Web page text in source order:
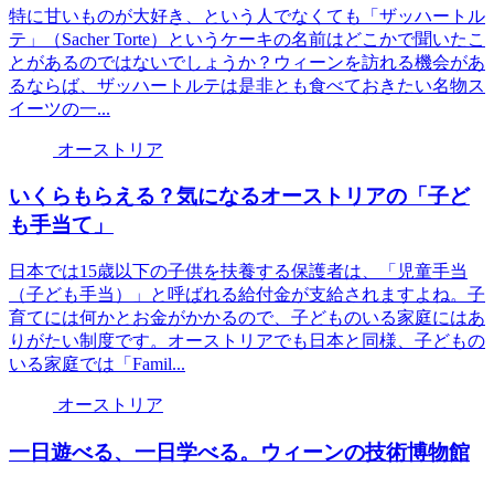
特に甘いものが大好き、という人でなくても「ザッハートル
テ」（Sacher Torte）というケーキの名前はどこかで聞いたこ
とがあるのではないでしょうか？ウィーンを訪れる機会があ
るならば、ザッハートルテは是非とも食べておきたい名物ス
イーツの一...
オーストリア
いくらもらえる？気になるオーストリアの「子ど
も手当て」
日本では15歳以下の子供を扶養する保護者は、「児童手当
（子ども手当）」と呼ばれる給付金が支給されますよね。子
育てには何かとお金がかかるので、子どものいる家庭にはあ
りがたい制度です。オーストリアでも日本と同様、子どもの
いる家庭では「Famil...
オーストリア
一日遊べる、一日学べる。ウィーンの技術博物館